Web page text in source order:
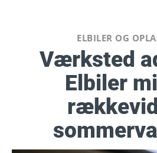
ELBILER OG
Værksted
Elbiler